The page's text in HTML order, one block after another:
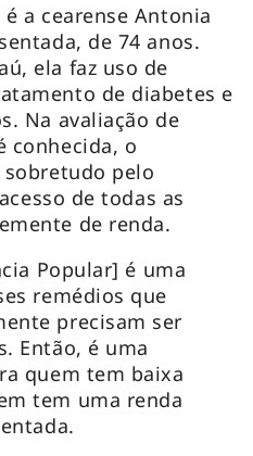
a cearense Antonia
de 74 anos.
ela faz uso de
de diabetes e
Na avaliação de
conhecida, o
pelo
de todas as
de renda.
Popular] é uma
remédios que
precisam ser
Então, é uma
quem tem baixa
tem uma renda